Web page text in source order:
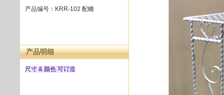
产品编号：KRR-102 配轆
产品明细
尺寸 & 颜色 可订造